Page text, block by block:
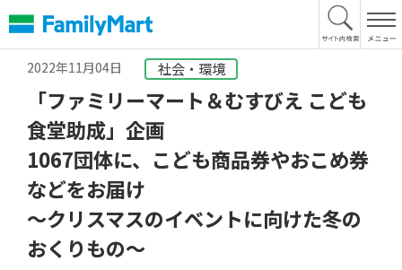
文
へ
2022年11月04日
社会・環境
「ファミリーマート＆むすびえ こども
食堂助成」企画
1067団体に、こども商品券やおこめ券
などをお届け
～クリスマスのイベントに向けた冬の
おくりもの～